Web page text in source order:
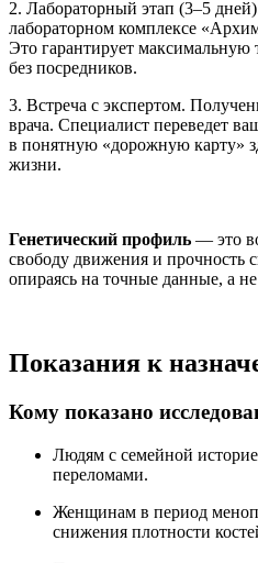
2. Лабораторный этап (3–5
лабораторном комплексе
Это гарантирует максимальную
без посредников.
3. Встреча с экспертом.
врача. Специалист переведет
в понятную «дорожную карту»
жизни.
Генетический профиль — это
свободу движения и прочность
опираясь на точные данные, а
Показания к
Кому показано
Людям с семейной
переломами.
Женщинам в период
снижения плотности